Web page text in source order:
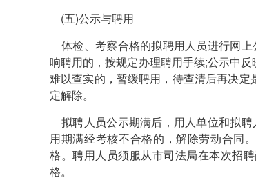
(五)公示与聘用
体检、考察合格的拟聘用人员进行网
响聘用的，按规定办理聘用手续;公示中
难以查实的，暂缓聘用，待查清后再决
定解除。
拟聘人员公示期满后，用人单位和拟
用期满经考核不合格的，解除劳动合同
格。聘用人员须服从市司法局在本次招
格。